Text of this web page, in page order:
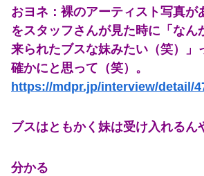
おヨネ：裸のアーティスト写真が
をスタッフさんが見た時に「なん
来られたブスな妹みたい（笑）」
確かにと思って（笑）。
https://mdpr.jp/interview/detail/
ブスはともかく妹は受け入れるん
分かる